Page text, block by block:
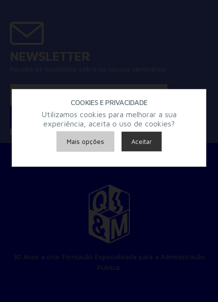
Concordo com aPolítica de Privacidade
30 Anos a criar Formação Especializada para a Administração
Pública.
COOKIES E PRIVACIDADE
Utilizamos cookies para melhorar a sua
experiência, aceita o uso de cookies?
Mais opções Aceitar
Consentimento Google Ads, Google Shopping e Google
Consentimento para Remarketing
Permitir suporte a funcionalidades do site.
Permitir personalização e recomendações de video.
autenticação e prevenção de fraudes.
ID de Rastreamento Negado